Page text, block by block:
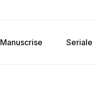
Manuscrise Seriale